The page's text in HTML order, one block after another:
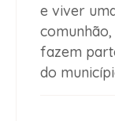
e viver
fazem
do